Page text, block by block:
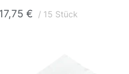
17,75 € 15 Stück